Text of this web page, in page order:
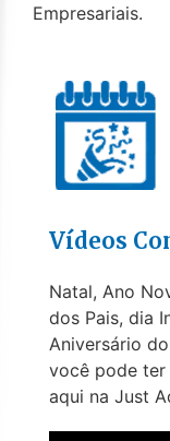
Empresariais.
Vídeos
Natal, Ano
dos Pais, dia
Aniversário
você pode ter
aqui na Just